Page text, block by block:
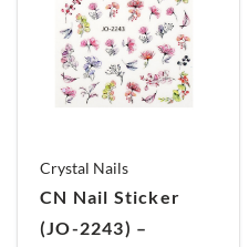
Crystal Nails
CN Nail Sticker
(JO-2243) –